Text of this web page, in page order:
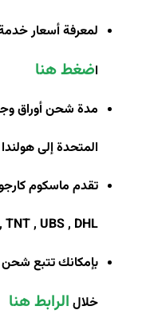
لمعرفة أسعار خدمة
اضغط هنا
مدة شحن أوراق
المتحدة إلى هولندا من 4 –
تقدم ماسكوم
TNT , UBS , DHL
بإمكانك تتبع شحن
خلال الرابط هنا